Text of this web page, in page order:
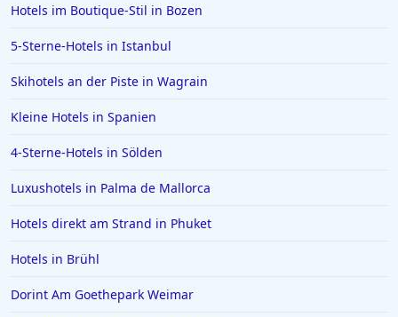
Hotels im Boutique-Stil in Bozen
5-Sterne-Hotels in Istanbul
Skihotels an der Piste in Wagrain
Kleine Hotels in Spanien
4-Sterne-Hotels in Sölden
Luxushotels in Palma de Mallorca
Hotels direkt am Strand in Phuket
Hotels in Brühl
Dorint Am Goethepark Weimar